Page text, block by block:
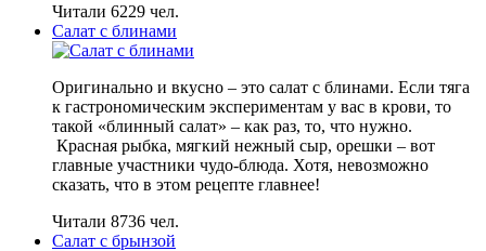
Читали 6229 чел.
Салат с блинами
Оригинально и вкусно – это салат с блинами. Если тяга
к гастрономическим экспериментам у вас в крови, то
такой «блинный салат» – как раз, то, что нужно.
Красная рыбка, мягкий нежный сыр, орешки – вот
главные участники чудо-блюда. Хотя, невозможно
сказать, что в этом рецепте главнее!
Читали 8736 чел.
Салат с брынзой